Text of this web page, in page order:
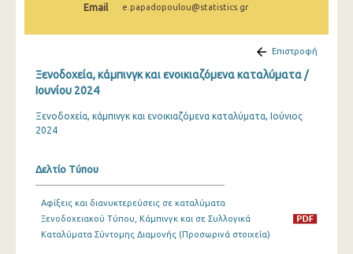
Σεπτεμβρίου 2024
Αυγούστου 2024
Ιουνίου 2024
Απριλίου 2024
Email e.papadopoulou@statistics.gr
Επιστροφή
Ξενοδοχεία, κάμπινγκ και ενοικιαζόμενα καταλύματα /
Ιουνίου 2024
Ξενοδοχεία, κάμπινγκ και ενοικιαζόμενα καταλύματα, Ιούνιος
2024
Δελτίο Τύπου
Αφίξεις και διανυκτερεύσεις σε καταλύματα
Ξενοδοχειακού Τύπου, Κάμπινγκ και σε Συλλογικά
Καταλύματα Σύντομης Διαμονής (Προσωρινά στοιχεία)